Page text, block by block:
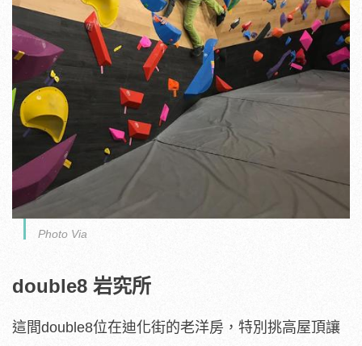
Photo Via
double8 岩究所
這間double8位在迪化街的老洋房，特別挑高屋頂讓